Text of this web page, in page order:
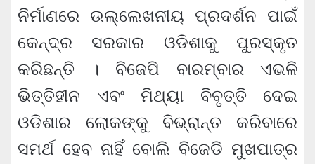
ନିର୍ମାଣରେ ଉଲ୍ଲେଖନୀୟ ପ୍ରଦର୍ଶନ ପାଇଁ
କେନ୍ଦ୍ର ସରକାର ଓଡିଶାକୁ ପୁରସ୍କୃତ
କରିଛନ୍ତି । ବିଜେପି ବାରମ୍ବାର ଏଭଳି
ଭିତ୍ତିହୀନ ଏବଂ ମିଥ୍ୟା ବିବୃତ୍ତି ଦେଇ
ଓଡିଶାର ଲୋକଙ୍କୁ ବିଭ୍ରାନ୍ତ କରିବାରେ
ସମର୍ଥ ହେବ ନାହିଁ ବୋଲି ବିଜେଡି ମୁଖପାତ୍ର